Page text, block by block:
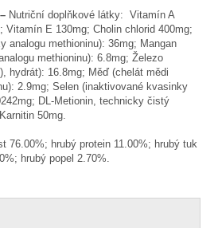
Nutriční doplňkové látky: Vitamín A
Vitamín E 130mg; Cholin chlorid 400mg;
analogu methioninu): 36mg; Mangan
methioninu): 6.8mg; Železo
hydrát): 16.8mg; Měď (chelát mědi
2.9mg; Selen (inaktivované kvasinky
DL-Metionin, technicky čistý
50mg.
76.00%; hrubý protein 11.00%; hrubý tuk
hrubý popel 2.70%.